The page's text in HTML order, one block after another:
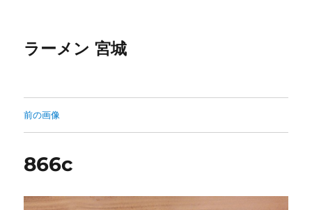
ラーメン 宮城
前の画像
866c